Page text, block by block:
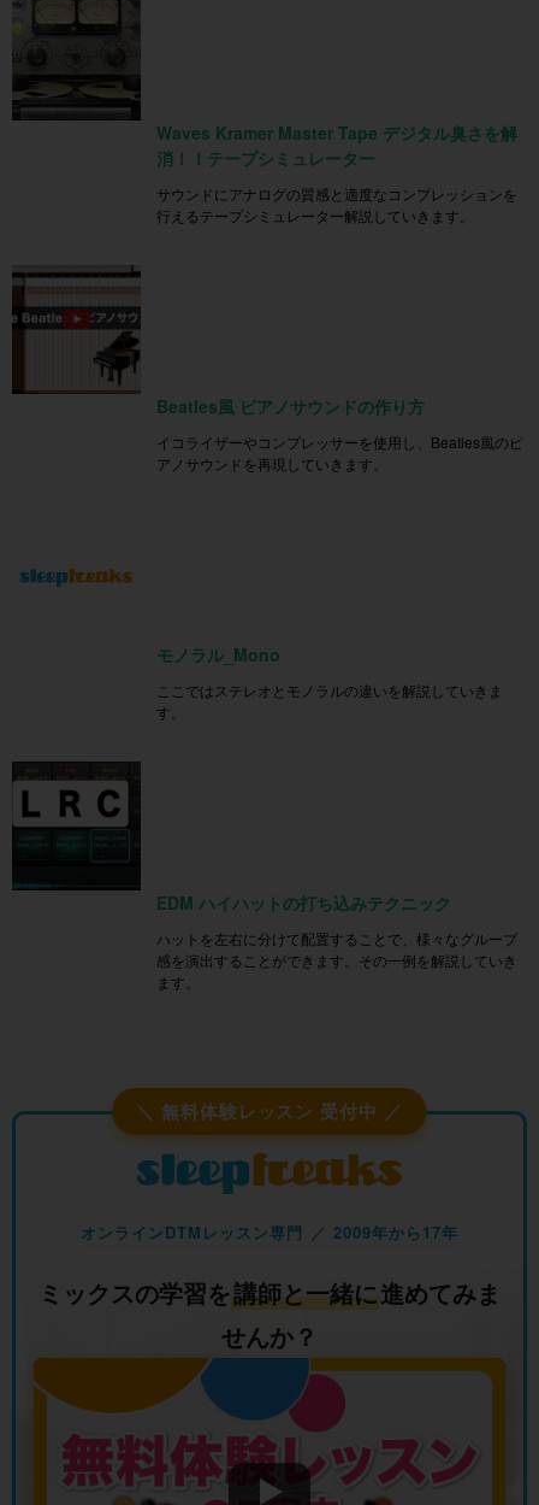
Waves Kramer Master Tape デジタル臭さを解
消！！テープシミュレーター
サウンドにアナログの質感と適度なコンプレッションを
行えるテープシミュレーター解説していきます。
Beatles風 ピアノサウンドの作り方
イコライザーやコンプレッサーを使用し、Beatles風のピ
アノサウンドを再現していきます。
モノラル_Mono
ここではステレオとモノラルの違いを解説していきま
す。
EDM ハイハットの打ち込みテクニック
ハットを左右に分けて配置することで、様々なグルーブ
感を演出することができます。その一例を解説していき
ます。
＼ 無料体験レッスン 受付中 ／
オンラインDTMレッスン専門 ／ 2009年から17年
ミックスの学習を講師と一緒に進めてみま
せんか？